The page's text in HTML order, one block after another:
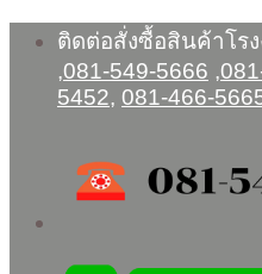
Skip
content
ติดต่อสั่งซื้อสินค้าโร
,081-549-5666 ,
5452, 081-466-